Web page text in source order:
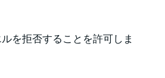
を拒否することを許可しま